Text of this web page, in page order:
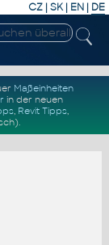
CZ | SK| EN | DE
Maßeinheiten
in der neuen
, Revit Tipps,